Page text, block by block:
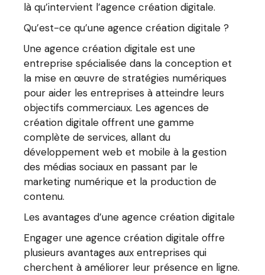
là qu’intervient l’agence création digitale.
Qu’est-ce qu’une agence création digitale ?
Une agence création digitale est une
entreprise spécialisée dans la conception et
la mise en œuvre de stratégies numériques
pour aider les entreprises à atteindre leurs
objectifs commerciaux. Les agences de
création digitale offrent une gamme
complète de services, allant du
développement web et mobile à la gestion
des médias sociaux en passant par le
marketing numérique et la production de
contenu.
Les avantages d’une agence création digitale
Engager une agence création digitale offre
plusieurs avantages aux entreprises qui
cherchent à améliorer leur présence en ligne.